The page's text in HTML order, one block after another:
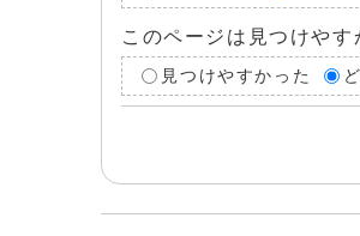
このページは見つけやす
見つけやすかった